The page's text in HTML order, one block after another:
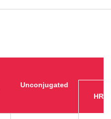
Unconjugated
HRP